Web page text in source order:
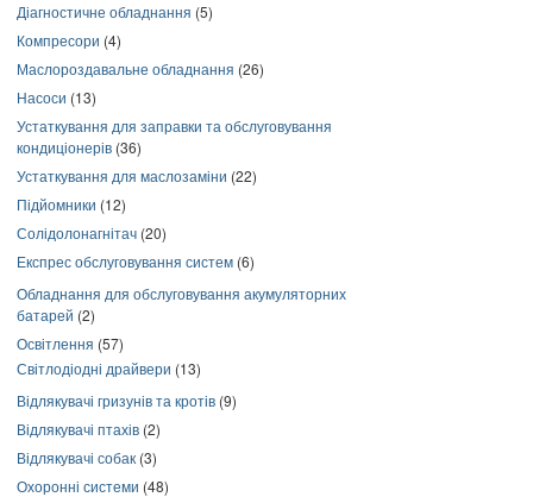
Діагностичне обладнання (5)
Компресори (4)
Маслороздавальне обладнання (26)
Насоси (13)
Устаткування для заправки та обслуговування
кондиціонерів (36)
Устаткування для маслозаміни (22)
Підйомники (12)
Солідолонагнітач (20)
Експрес обслуговування систем (6)
Обладнання для обслуговування акумуляторних
батарей (2)
Освітлення (57)
Світлодіодні драйвери (13)
Відлякувачі гризунів та кротів (9)
Відлякувачі птахів (2)
Відлякувачі собак (3)
Охоронні системи (48)